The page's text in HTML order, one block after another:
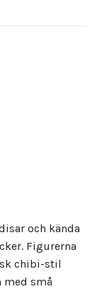
och kända
Figurerna
chibi-stil
med små